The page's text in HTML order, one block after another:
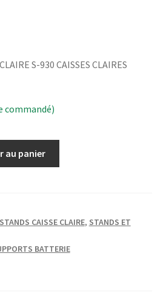
S-930 CAISSES CLAIRES
commandé)
au panier
STANDS CAISSE CLAIRE, STANDS ET
BATTERIE